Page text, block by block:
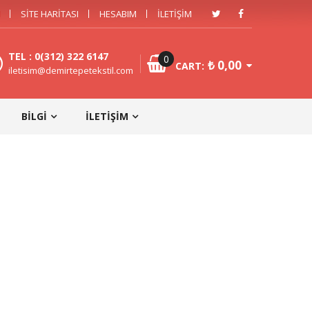
SITE HARITASI HESABIM İLETIŞIM
TEL : 0(312) 322 6147
iletisim@demirtepetekstil.com
0
CART: ₺ 0,00
BILGI İLETIŞIM